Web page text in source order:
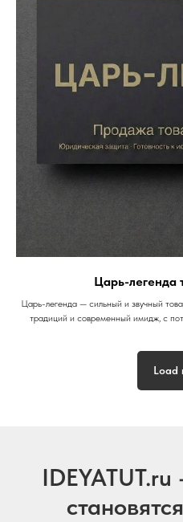
Царь-легенда
Царь-легенда — сильный и звучный
традиций и современный имидж, с
Load